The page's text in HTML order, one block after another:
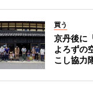
買う
京丹後に
よろずの
こし協力